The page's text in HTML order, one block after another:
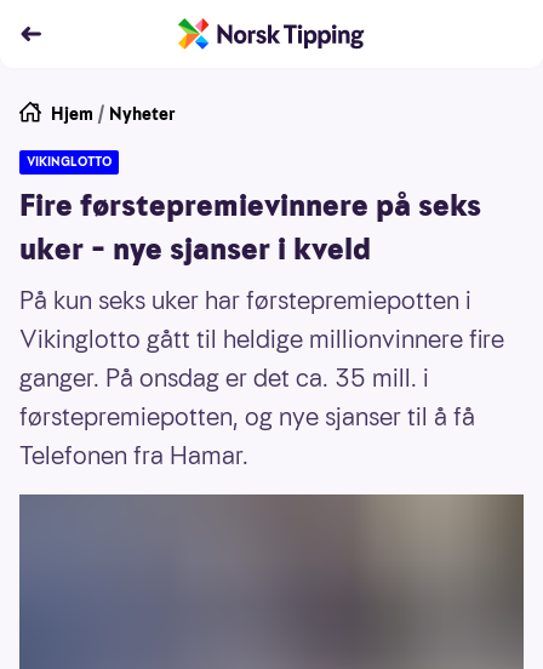
Hjem / Nyheter
VIKINGLOTTO
Fire førstepremievinnere på seks
uker – nye sjanser i kveld
På kun seks uker har førstepremiepotten i
Vikinglotto gått til heldige millionvinnere fire
ganger. På onsdag er det ca. 35 mill. i
førstepremiepotten, og nye sjanser til å få
Telefonen fra Hamar.